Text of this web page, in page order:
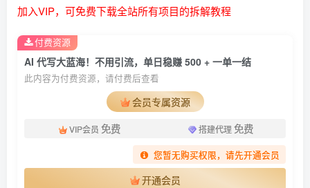
加入VIP，可免费下载全站所有项目的拆解教程
AI 代写大蓝海！不用引流，单日稳赚 500 + 一单一结
此内容为付费资源，请付费后查看
会员专属资源
VIP会员 免费 搭建代理 免费
您暂无购买权限，请先开通会员
开通会员
付费资源